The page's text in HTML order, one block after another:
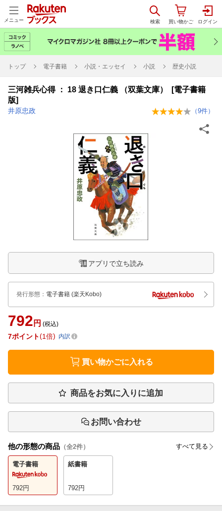
メニュー
トップ 電子書籍 小説・エッセイ 小説 歴史小説
三河雑兵心得 ： 18 退き口仁義 （双葉文庫） [電子書籍
版]
井原忠政 （9件）
アプリで立ち読み
発行形態 ： 電子書籍 (楽天Kobo)
792 円 (税込)
7ポイント 1倍 内訳
買い物かごに入れる
商品をお気に入りに追加
お問い合わせ
他の形態の商品 （全2件） すべて見る
電子書籍
792円
紙書籍
792円